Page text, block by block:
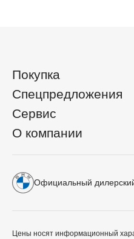
Покупка
Спецпредложения
Сервис
О компании
Официальный
Цены носят информационный